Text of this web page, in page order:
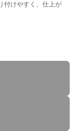
付けやすく、仕上が